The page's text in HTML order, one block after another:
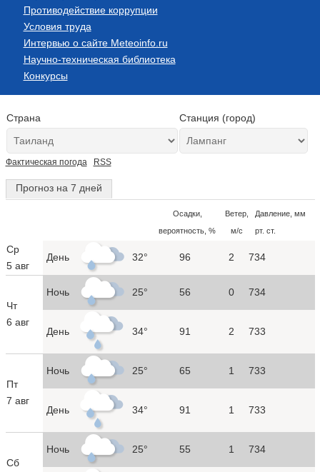
Противодействие коррупции
Условия труда
Интервью о сайте Meteoinfo.ru
Научно-техническая библиотека
Конкурсы
Страна Станция (город)
Фактическая погода RSS
Прогноз на 7 дней
Осадки,
вероятность, %
Ветер,
м/с
Давление, мм
рт. ст.
Ср
5 авг
День 32° 96 2 734
Чт
6 авг
Ночь 25° 56 0 734
День 34° 91 2 733
Пт
7 авг
Ночь 25° 65 1 733
День 34° 91 1 733
Сб
Ночь 25° 55 1 734